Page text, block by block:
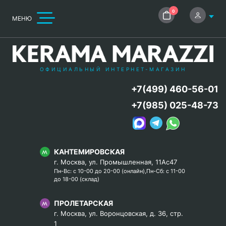
МЕНЮ
0
ОФИЦИАЛЬНЫЙ ИНТЕРНЕТ-МАГАЗИН
КАНТЕМИРОВСКАЯ
г. Москва, ул. Промышленная, 11Ас47
Пн-Вс: с 10-00 до 20-00 (онлайн),Пн-Сб: с 11-00
до 18-00 (склад)
ПРОЛЕТАРСКАЯ
г. Москва, ул. Воронцовская, д. 36, стр.
1
+7(499) 460-56-01
+7(985) 025-48-73